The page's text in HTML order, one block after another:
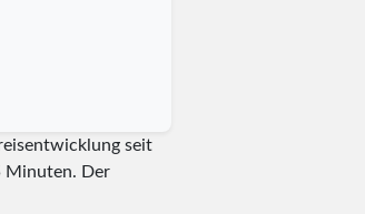
seit
Minuten. Der